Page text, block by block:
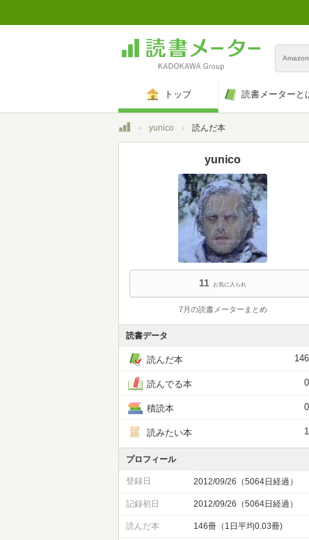
トップ 読書メーターと
トップyunico 読んだ本
yunico
11 お気に入られ
7月の読書メーターまとめ
読書データ
読んだ本 146
読んでる本 0
積読本 0
読みたい本 1
プロフィール
登録日 2012/09/26（5064日経過）
記録初日 2012/09/26（5064日経過）
読んだ本 146冊（1日平均0.03冊)